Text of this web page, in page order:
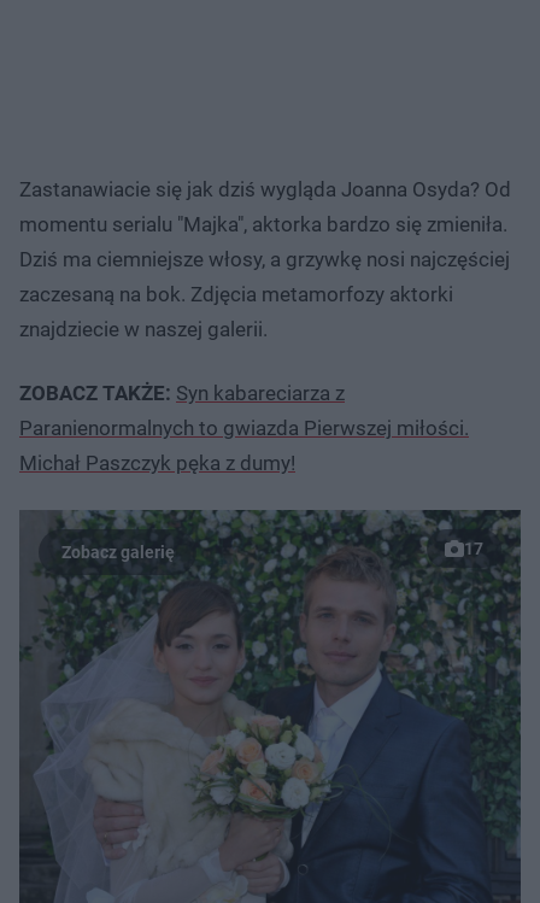
Zastanawiacie się jak dziś wygląda Joanna Osyda? Od
momentu serialu "Majka", aktorka bardzo się zmieniła.
Dziś ma ciemniejsze włosy, a grzywkę nosi najczęściej
zaczesaną na bok. Zdjęcia metamorfozy aktorki
znajdziecie w naszej galerii.
ZOBACZ TAKŻE: Syn kabareciarza z
Paranienormalnych to gwiazda Pierwszej miłości.
Michał Paszczyk pęka z dumy!
17